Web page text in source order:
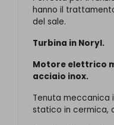
hanno il
del sale.
Turbina in Noryl.
Motore elettrico
acciaio inox.
Tenuta meccanica
statico in cermica,